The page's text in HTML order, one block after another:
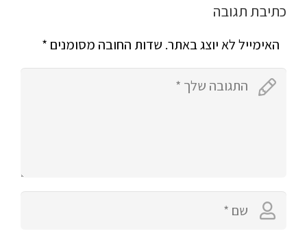
כתיבת תגובה
האימייל לא יוצג באתר. שדות החובה מסומנים *